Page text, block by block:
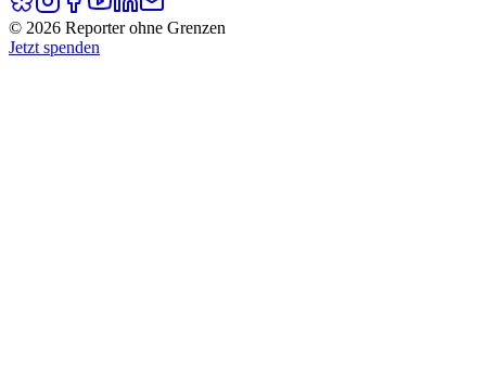
© 2026 Reporter ohne Grenzen
Jetzt spenden